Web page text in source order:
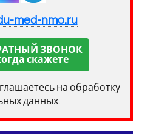
med-nmo.ru
ЗВОНОК
скажете
на обработку
данных.